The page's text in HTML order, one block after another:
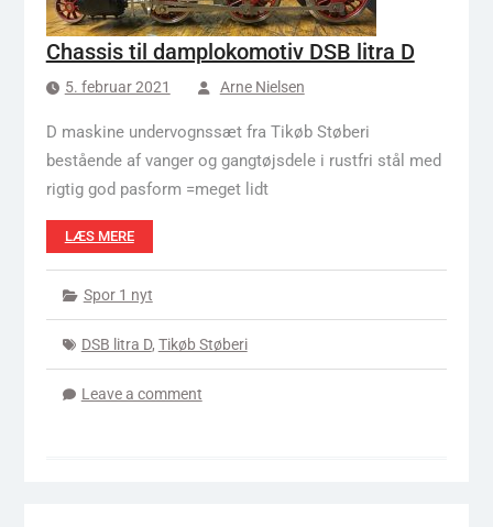
Chassis til damplokomotiv DSB litra D
5. februar 2021 Arne Nielsen
D maskine undervognssæt fra Tikøb Støberi
bestående af vanger og gangtøjsdele i rustfri stål med
rigtig god pasform =meget lidt
LÆS MERE
Spor 1 nyt
DSB litra D, Tikøb Støberi
Leave a comment